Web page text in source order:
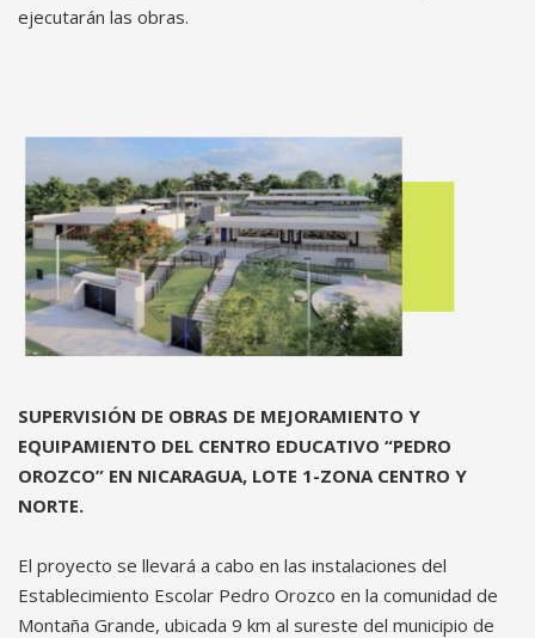
ejecutarán las obras.
SUPERVISIÓN DE OBRAS DE MEJORAMIENTO Y
EQUIPAMIENTO DEL CENTRO EDUCATIVO “PEDRO
OROZCO” EN NICARAGUA, LOTE 1-ZONA CENTRO Y
NORTE.
El proyecto se llevará a cabo en las instalaciones del
Establecimiento Escolar Pedro Orozco en la comunidad de
Montaña Grande, ubicada 9 km al sureste del municipio de